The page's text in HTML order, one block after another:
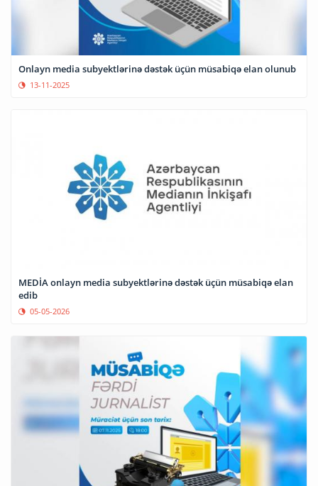
Onlayn media subyektlərinə dəstək üçün müsabiqə elan olunub
13-11-2025
MEDİA onlayn media subyektlərinə dəstək üçün müsabiqə elan
edib
05-05-2026